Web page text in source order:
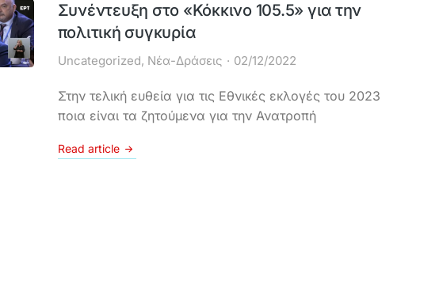
Συνέντευξη στο «Κόκκινο 105.5» για την
πολιτική συγκυρία
Uncategorized, Νέα-Δράσεις 02/12/2022
Στην τελική ευθεία για τις Εθνικές εκλογές του 2023
ποια είναι τα ζητούμενα για την Ανατροπή
Read article